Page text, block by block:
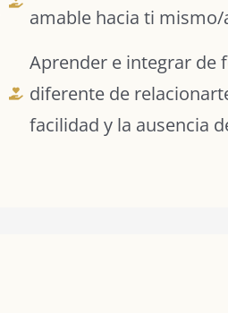
amable hacia ti
Aprender e integrar de
diferente de
facilidad y la ausencia